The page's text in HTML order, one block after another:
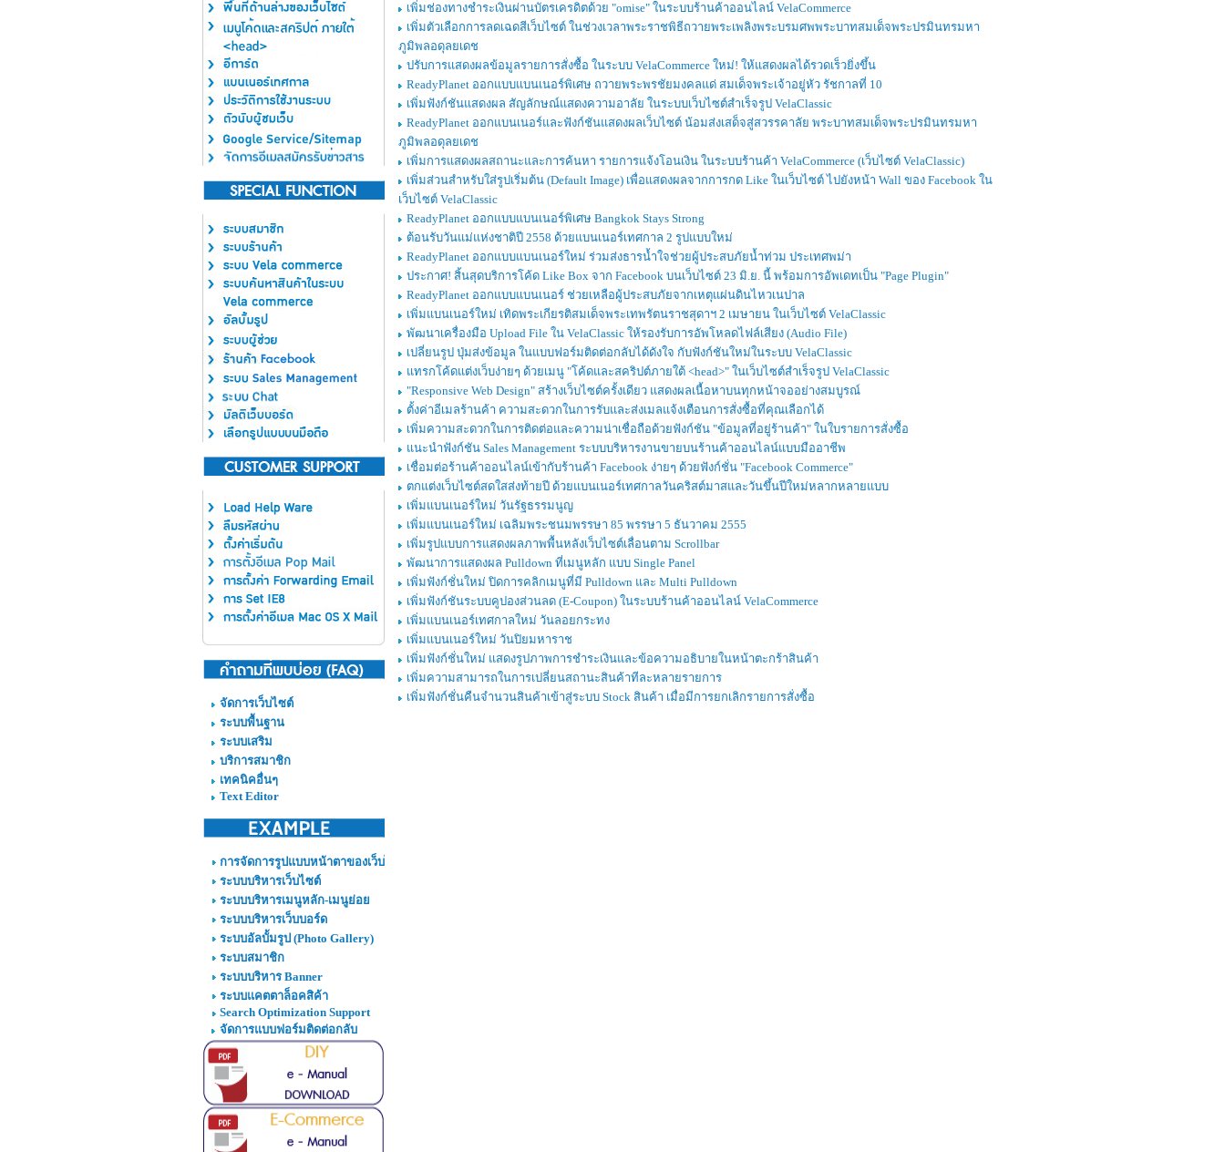
จัดการเว็บไซต์
ระบบพื้นฐาน
ระบบเสริม
บริการสมาชิก
เทคนิคอื่นๆ
Text Editor
การจัดการรูปแบบหน้าตาของเว็บไซต์
ระบบบริหารเว็บไซต์
ระบบบริหารเมนูหลัก-เมนูย่อย
ระบบบริหารเว็บบอร์ด
ระบบอัลบั้มรูป (Photo Gallery)
ระบบสมาชิก
ระบบบริหาร Banner
ระบบแคตตาล็อคสิค้า
Search Optimization Support
จัดการแบบฟอร์มติดต่อกลับ
เพิ่มช่องทางชำระเงินผ่านบัตรเครดิตด้วย "omise" ในระบบร้านค้าออนไลน์ VelaCommerce
เพิ่มตัวเลือกการลดเฉดสีเว็บไซต์ ในช่วงเวลาพระราชพิธีถวายพระเพลิงพระบรมศพพระบาทสมเด็จพระปรมินทรมหา
ภูมิพลอดุลยเดช
ปรับการแสดงผลข้อมูลรายการสั่งซื้อ ในระบบ VelaCommerce ใหม่! ให้แสดงผลได้รวดเร็วยิ่งขึ้น
ReadyPlanet ออกแบบแบนเนอร์พิเศษ ถวายพระพรชัยมงคลแด่ สมเด็จพระเจ้าอยู่หัว รัชกาลที่ 10
เพิ่มฟังก์ชันแสดงผล สัญลักษณ์แสดงความอาลัย ในระบบเว็บไซต์สำเร็จรูป VelaClassic
ReadyPlanet ออกแบนเนอร์และฟังก์ชันแสดงผลเว็บไซต์ น้อมส่งเสด็จสู่สวรรคาลัย พระบาทสมเด็จพระปรมินทรมหา
ภูมิพลอดุลยเดช
เพิ่มการแสดงผลสถานะและการค้นหา รายการแจ้งโอนเงิน ในระบบร้านค้า VelaCommerce (เว็บไซต์ VelaClassic)
เพิ่มส่วนสำหรับใส่รูปเริ่มต้น (Default Image) เพื่อแสดงผลจากการกด Like ในเว็บไซต์ ไปยังหน้า Wall ของ Facebook ใน
เว็บไซต์ VelaClassic
ReadyPlanet ออกแบบแบนเนอร์พิเศษ Bangkok Stays Strong
ต้อนรับวันแม่แห่งชาติปี 2558 ด้วยแบนเนอร์เทศกาล 2 รูปแบบใหม่
ReadyPlanet ออกแบบแบนเนอร์ใหม่ ร่วมส่งธารน้ำใจช่วยผู้ประสบภัยน้ำท่วม ประเทศพม่า
ประกาศ! สิ้นสุดบริการโค้ด Like Box จาก Facebook บนเว็บไซต์ 23 มิ.ย. นี้ พร้อมการอัพเดทเป็น "Page Plugin"
ReadyPlanet ออกแบบแบนเนอร์ ช่วยเหลือผู้ประสบภัยจากเหตุแผ่นดินไหวเนปาล
เพิ่มแบนเนอร์ใหม่ เทิดพระเกียรติสมเด็จพระเทพรัตนราชสุดาฯ 2 เมษายน ในเว็บไซต์ VelaClassic
พัฒนาเครื่องมือ Upload File ใน VelaClassic ให้รองรับการอัพโหลดไฟล์เสียง (Audio File)
เปลี่ยนรูป ปุ่มส่งข้อมูล ในแบบฟอร์มติดต่อกลับได้ดังใจ กับฟังก์ชันใหม่ในระบบ VelaClassic
แทรกโค้ดแต่งเว็บง่ายๆ ด้วยเมนู "โค้ดและสคริปต์ภายใต้ <head>" ในเว็บไซต์สำเร็จรูป VelaClassic
"Responsive Web Design" สร้างเว็บไซต์ครั้งเดียว แสดงผลเนื้อหาบนทุกหน้าจออย่างสมบูรณ์
ตั้งค่าอีเมลร้านค้า ความสะดวกในการรับและส่งเมลแจ้งเตือนการสั่งซื้อที่คุณเลือกได้
เพิ่มความสะดวกในการติดต่อและความน่าเชื่อถือด้วยฟังก์ชัน "ข้อมูลที่อยู่ร้านค้า" ในใบรายการสั่งซื้อ
แนะนำฟังก์ชัน Sales Management ระบบบริหารงานขายบนร้านค้าออนไลน์แบบมืออาชีพ
เชื่อมต่อร้านค้าออนไลน์เข้ากับร้านค้า Facebook ง่ายๆ ด้วยฟังก์ชั่น "Facebook Commerce"
ตกแต่งเว็บไซต์สดใสส่งท้ายปี ด้วยแบนเนอร์เทศกาลวันคริสต์มาสและวันขึ้นปีใหม่หลากหลายแบบ
เพิ่มแบนเนอร์ใหม่ วันรัฐธรรมนูญ
เพิ่มแบนเนอร์ใหม่ เฉลิมพระชนมพรรษา 85 พรรษา 5 ธันวาคม 2555
เพิ่มรูปแบบการแสดงผลภาพพื้นหลังเว็บไซต์เลื่อนตาม Scrollbar
พัฒนาการแสดงผล Pulldown ที่เมนูหลัก แบบ Single Panel
เพิ่มฟังก์ชั่นใหม่ ปิดการคลิกเมนูที่มี Pulldown และ Multi Pulldown
เพิ่มฟังก์ชันระบบคูปองส่วนลด (E-Coupon) ในระบบร้านค้าออนไลน์ VelaCommerce
เพิ่มแบนเนอร์เทศกาลใหม่ วันลอยกระทง
เพิ่มแบนเนอร์ใหม่ วันปิยมหาราช
เพิ่มฟังก์ชั่นใหม่ แสดงรูปภาพการชำระเงินและข้อความอธิบายในหน้าตะกร้าสินค้า
เพิ่มความสามารถในการเปลี่ยนสถานะสินค้าทีละหลายรายการ
เพิ่มฟังก์ชั่นคืนจำนวนสินค้าเข้าสู่ระบบ Stock สินค้า เมื่อมีการยกเลิกรายการสั่งซื้อ